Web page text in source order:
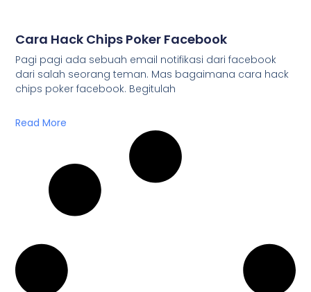
Cara Hack Chips Poker Facebook
Pagi pagi ada sebuah email notifikasi dari facebook
dari salah seorang teman. Mas bagaimana cara hack
chips poker facebook. Begitulah
Read More